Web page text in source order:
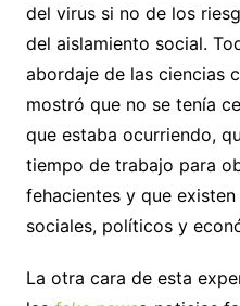
del virus si no de los
del aislamiento social.
abordaje de las ciencias
mostró que no se tenía
que estaba ocurriendo,
tiempo de trabajo para
fehacientes y que
sociales, políticos y
La otra cara de esta